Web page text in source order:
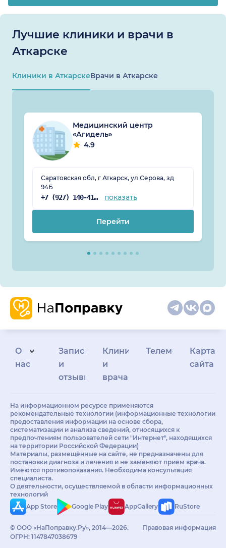
Лучшие клиники и врачи в
Аткарске
Клиники в АткарскеВрачи в Аткарске
Медицинский центр
«Агидель»
4.9
Саратовская обл, г Аткарск, ул Серова, зд
94Б
+7 (927) 140-41-50 показать
Перейти
О
нас
Запись
и
отзывы
Клиникам
и
врачам
Телемедицина
Карта
сайта
На информационном ресурсе применяются
рекомендательные технологии (информационные технологии
предоставления информации на основе сбора,
систематизации и анализа сведений, относящихся к
предпочтениям пользователей сети "Интернет", находящихся
на территории Российской Федерации)
Материалы, размещённые на сайте, не предназначены для
постановки диагноза и лечения и не заменяют приём врача.
Имеются противопоказания. Необходима консультация
специалиста.
О деятельности, осуществляемой в области информационных
технологий
App Store
Google Play AppGallery RuStore
© ООО «НаПоправку.Ру», 2014—2026.
ОГРН: 1147847038679
Правовая информация